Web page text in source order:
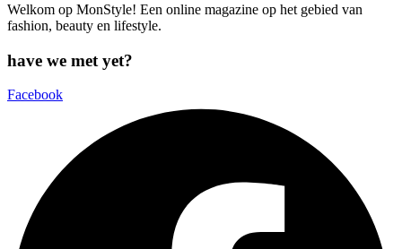
Welkom op MonStyle! Een online magazine op het gebied van
fashion, beauty en lifestyle.
have we met yet?
Facebook